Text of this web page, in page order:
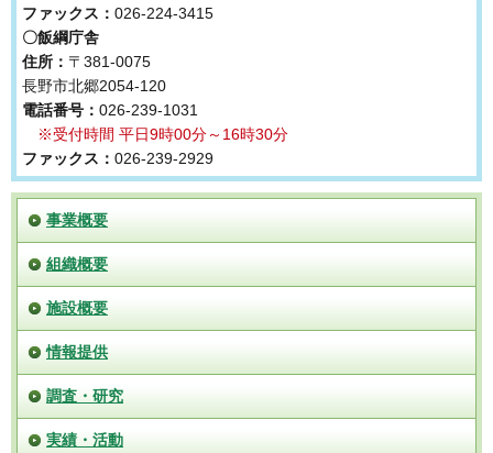
ファックス： 026-224-3415
〇飯綱庁舎
住所： 〒381-0075
長野市北郷2054-120
電話番号： 026-239-1031
※受付時間 平日9時00分～16時30分
ファックス： 026-239-2929
事業概要
組織概要
施設概要
情報提供
調査・研究
実績・活動